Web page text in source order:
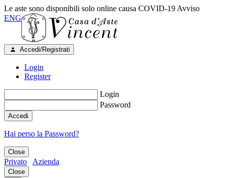
Le aste sono disponibili solo online causa COVID-19 Avviso
ENG
Accedi/Registrati
Login
Register
Login
Password
Accedi
Hai perso la Password?
Close
Privato Azienda
Close